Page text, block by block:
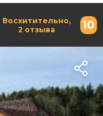
Восхитительно, 10
2 отзыва